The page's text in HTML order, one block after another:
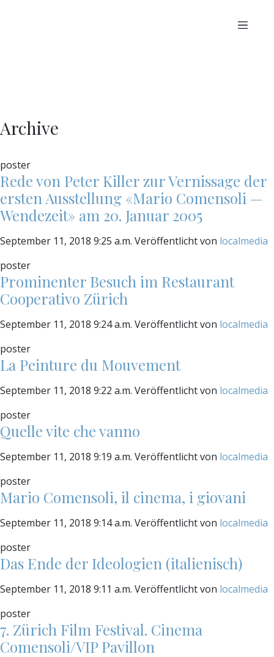
Archive
poster
Rede von Peter Killer zur Vernissage der
ersten Ausstellung «Mario Comensoli —
Wendezeit» am 20. Januar 2005
September 11, 2018 9:25 a.m. Veröffentlicht von localmedia
poster
Prominenter Besuch im Restaurant
Cooperativo Zürich
September 11, 2018 9:24 a.m. Veröffentlicht von localmedia
poster
La Peinture du Mouvement
September 11, 2018 9:22 a.m. Veröffentlicht von localmedia
poster
Quelle vite che vanno
September 11, 2018 9:19 a.m. Veröffentlicht von localmedia
poster
Mario Comensoli, il cinema, i giovani
September 11, 2018 9:14 a.m. Veröffentlicht von localmedia
poster
Das Ende der Ideologien (italienisch)
September 11, 2018 9:11 a.m. Veröffentlicht von localmedia
poster
7. Zürich Film Festival. Cinema
Comensoli/VIP Pavillon